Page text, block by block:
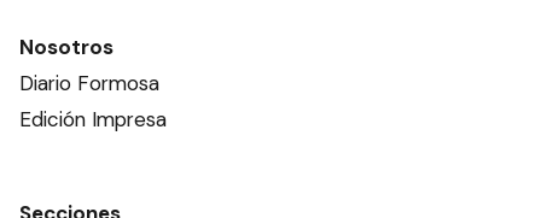
Nosotros
Diario Formosa
Edición Impresa